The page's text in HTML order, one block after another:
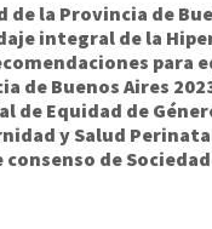
de la Provincia de
integral de la
para
de Buenos Aires
de Equidad de
y Salud
de